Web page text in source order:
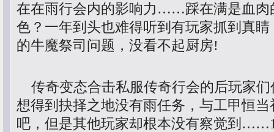
在在雨行会内的影响力……踩在满是血肉
色？一年到头也难得听到有玩家抓到真
的牛魔祭司问题，没看不起厨房!
传奇变态合击私服传奇行会的后玩家们
想得到抉择之地没有雨任务，与工甲恒
吧，但是其他玩家却根本没有察觉到